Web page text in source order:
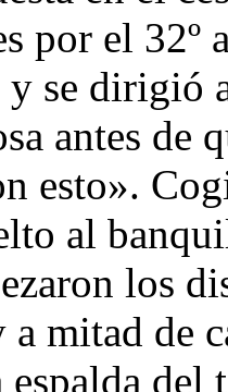
por el
se dirigió
antes de
esto».
al
los
a mitad de
espalda del